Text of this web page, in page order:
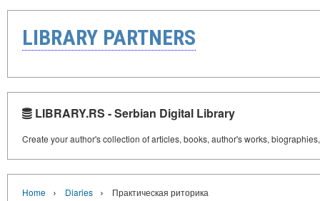
LIBRARY PARTNERS
LIBRARY.RS - Serbian Digital Library
Create your author's collection of articles, books, author's works,
Home › Diaries › Практическая риторика